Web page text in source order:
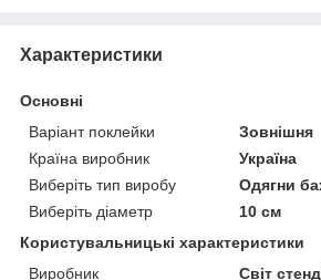
Характеристики
Основні
Варіант поклейки
Зовнішня
Країна виробник
Україна
Виберіть тип виробу
Одягни
Виберіть діаметр
10 см
Користувальницькі характеристики
Виробник
Світ